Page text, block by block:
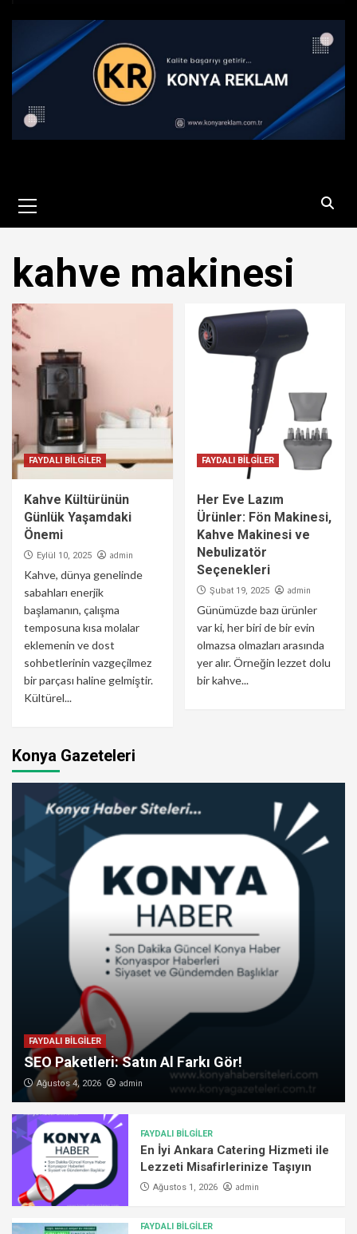
Menu
kahve makinesi
FAYDALI BİLGİLER
Kahve Kültürünün
Günlük Yaşamdaki
Önemi
Eylül 10, 2025 admin
Kahve, dünya genelinde
sabahları enerjik
başlamanın, çalışma
temposuna kısa molalar
eklemenin ve dost
sohbetlerinin vazgeçilmez
bir parçası haline gelmiştir.
Kültürel...
FAYDALI BİLGİLER
Her Eve Lazım
Ürünler: Fön Makinesi,
Kahve Makinesi ve
Nebulizatör
Seçenekleri
Şubat 19, 2025 admin
Günümüzde bazı ürünler
var ki, her biri de bir evin
olmazsa olmazları arasında
yer alır. Örneğin lezzet dolu
bir kahve...
Konya Gazeteleri
FAYDALI BİLGİLER
SEO Paketleri: Satın Al Farkı Gör!
Ağustos 4, 2026 admin
FAYDALI BİLGİLER
En İyi Ankara Catering Hizmeti ile
Lezzeti Misafirlerinize Taşıyın
Ağustos 1, 2026 admin
FAYDALI BİLGİLER